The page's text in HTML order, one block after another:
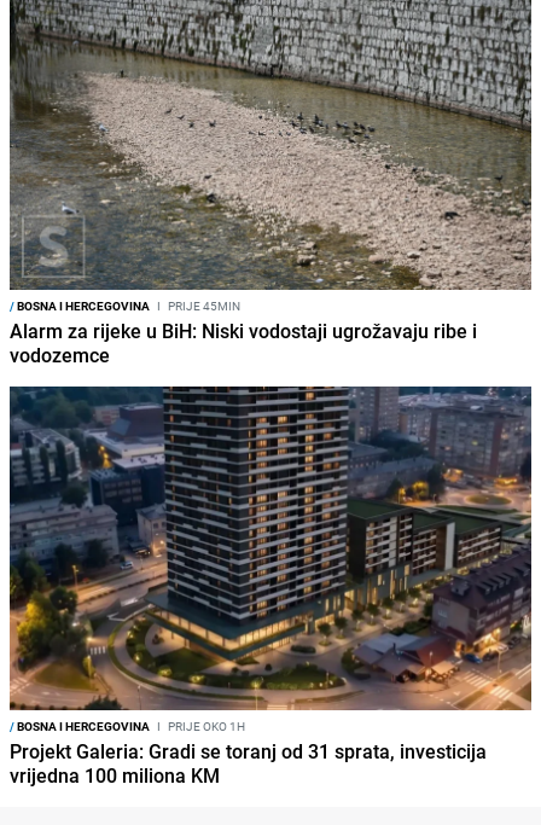
/BOSNA I HERCEGOVINA I PRIJE 45MIN
Alarm za rijeke u BiH: Niski vodostaji ugrožavaju ribe i
vodozemce
/BOSNA I HERCEGOVINA I PRIJE OKO 1H
Projekt Galeria: Gradi se toranj od 31 sprata, investicija
vrijedna 100 miliona KM